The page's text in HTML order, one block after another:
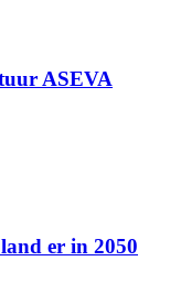
ASEVA
er in 2050